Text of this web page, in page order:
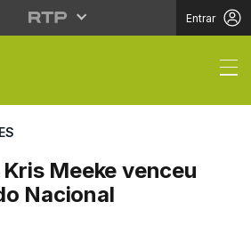
Entrar
Kris
Meeke venceu
Nacional